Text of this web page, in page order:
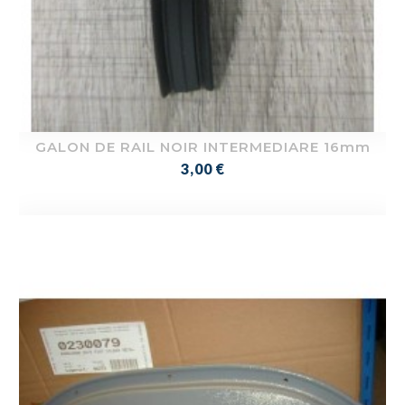
GALON DE RAIL NOIR INTERMEDIARE 16mm
Prix
3,00 €